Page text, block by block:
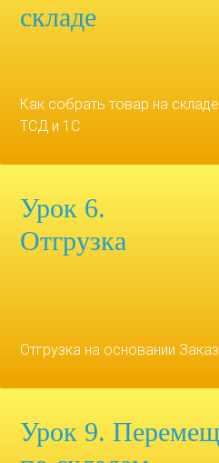
складе
Как собрать товар на
ТСД и 1С
Урок 6.
Отгрузка
Отгрузка на основании
Урок 9.